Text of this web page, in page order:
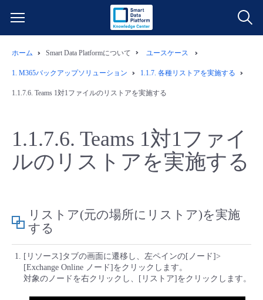
データ利活用
ネットワーク
モニタリング/監査
サポート
管理機能
よくある質問
クラウド/サーバー
IoT
モニタリング/監査
サポート
料金シミュレーター
クラウド/サーバー
ネットワーク
IoT
ご利用開始ガイド
- 管理機能
■ セットアップガイド
- バックアップ
- セキュリティ・監査
故障/メンテナンス情報
サービス稼働状況
故障/メンテナンス履歴
ホーム Smart Data Platformについて ユースケース
1. M365バックアップソリューション 1.1.7. 各種リストアを実施する
1.1.7.6. Teams 1対1ファイルのリストアを実施する
1.1.7.6. Teams 1対1ファイ
ルのリストアを実施する
リストア(元の場所にリストア)を実施
する
[リソース]タブの画面に遷移し、左ペインの[ノード]>
[Exchange Online ノード]をクリックします。
対象のノードを右クリックし、[リストア]をクリックします。